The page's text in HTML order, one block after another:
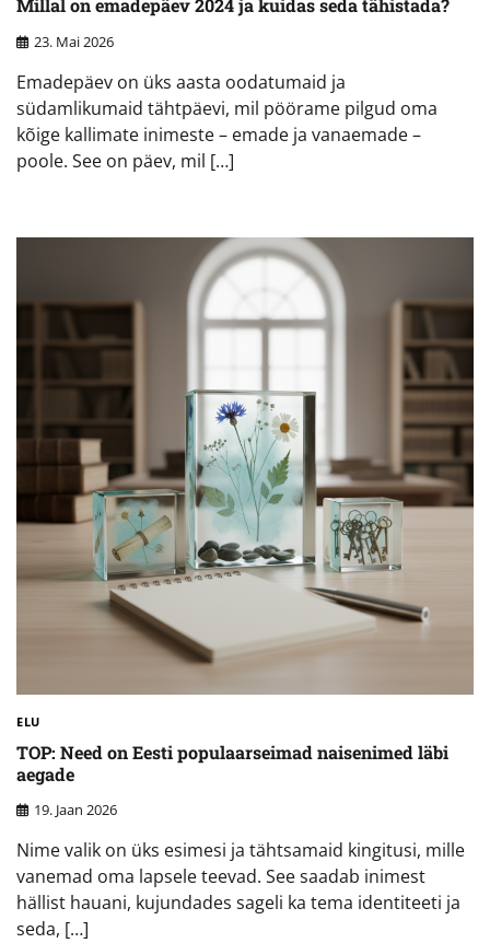
Millal on emadepäev 2024 ja kuidas seda tähistada?
23. Mai 2026
Emadepäev on üks aasta oodatumaid ja
südamlikumaid tähtpäevi, mil pöörame pilgud oma
kõige kallimate inimeste – emade ja vanaemade –
poole. See on päev, mil […]
ELU
TOP: Need on Eesti populaarseimad naisenimed läbi
aegade
19. Jaan 2026
Nime valik on üks esimesi ja tähtsamaid kingitusi, mille
vanemad oma lapsele teevad. See saadab inimest
hällist hauani, kujundades sageli ka tema identiteeti ja
seda, […]